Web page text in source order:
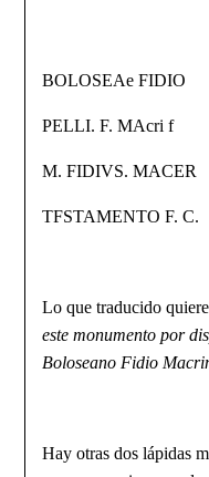
BOLOSEAe FIDIO
PELLI. F. MAcri f
M. FIDIVS. MACER
TFSTAMENTO F. C.
Lo que traducido
este monumento por
Boloseano Fidio
Hay otras dos lápidas